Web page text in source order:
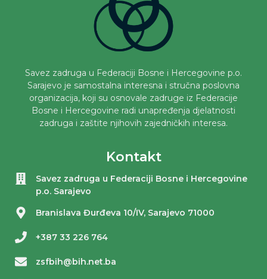
Savez zadruga u Federaciji Bosne i Hercegovine p.o.
Sarajevo je samostalna interesna i stručna poslovna
organizacija, koji su osnovale zadruge iz Federacije
Bosne i Hercegovine radi unapređenja djelatnosti
zadruga i zaštite njihovih zajedničkih interesa.
Kontakt
Savez zadruga u Federaciji Bosne i Hercegovine
p.o. Sarajevo
Branislava Đurđeva 10/IV, Sarajevo 71000
+387 33 226 764
zsfbih@bih.net.ba